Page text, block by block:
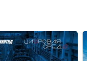
которые мы создаем
директора